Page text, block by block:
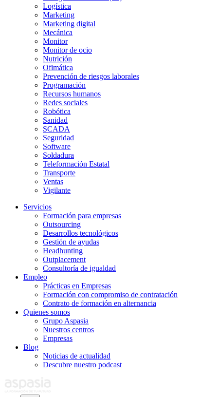
Logística
Marketing
Marketing digital
Mecánica
Monitor
Monitor de ocio
Nutrición
Ofimática
Prevención de riesgos laborales
Programación
Recursos humanos
Redes sociales
Robótica
Sanidad
SCADA
Seguridad
Software
Soldadura
Teleformación Estatal
Transporte
Ventas
Vigilante
Servicios
Formación para empresas
Outsourcing
Desarrollos tecnológicos
Gestión de ayudas
Headhunting
Outplacement
Consultoría de igualdad
Empleo
Prácticas en Empresas
Formación con compromiso de contratación
Contrato de formación en alternancia
Quienes somos
Grupo Aspasia
Nuestros centros
Empresas
Blog
Noticias de actualidad
Descubre nuestro podcast